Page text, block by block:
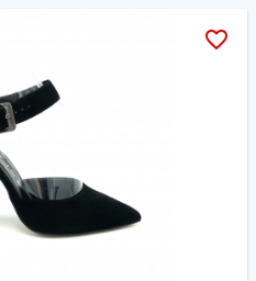
favorite_border